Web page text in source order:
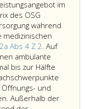
des
Paragraph
27,
Absatz
2,
die
jederzeitige
Verfügbarkeit
fachärztlicher
Akutversorgung
Remobilisation
im
des ÖSG
während
Abs 4 Z 2. Auf
ambulante
bis zur Hälfte
und
Außerhalb der